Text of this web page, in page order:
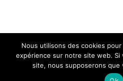
Le repère des capitaines
Nous utilisons des cookies
expérience sur notre site web. Si
site, nous supposerons que